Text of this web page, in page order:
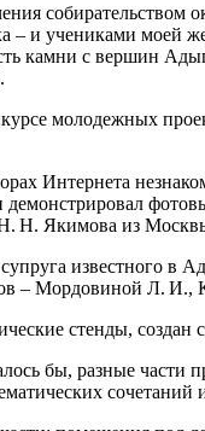
собирательством
– и учениками моей
камни с вершин
молодежных
Интернета
Н. Якимова из
известного в
– Мордовиной Л. И.,
стенды, создан
бы, разные
сочетаний